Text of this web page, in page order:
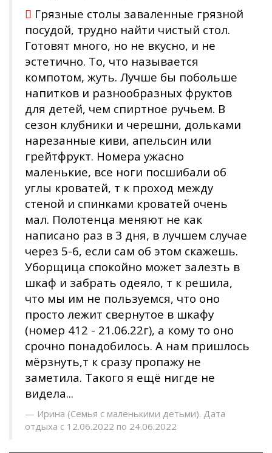
Грязные столы заваленные грязной
посудой, трудно найти чистый стол.
Готовят много, но не вкусно, и не
эстетично. То, что называется
компотом, жуть. Лучше бы побольше
напитков и разнообразных фруктов
для детей, чем спиртное ручьем. В
сезон клубники и черешни, дольками
нарезанные киви, апельсин или
грейтфрукт. Номера ужасно
маленькие, все ноги посшибали об
углы кроватей, т к проход между
стеной и спинками кроватей очень
мал. Полотенца меняют не как
написано раз в 3 дня, в лучшем случае
через 5-6, если сам об этом скажешь.
Уборщица спокойно может залезть в
шкаф и забрать одеяло, т к решила,
что мы им не пользуемся, что оно
просто лежит свернутое в шкафу
(номер 412 - 21.06.22г), а кому то оно
срочно понадобилось. А нам пришлось
мёрзнуть,т к сразу пропажу не
заметила. Такого я ещё нигде не
видела...
Ирина (Семья с маленькими детьми). Дата
отдыха с 12.06.2022 по 24.06.2022